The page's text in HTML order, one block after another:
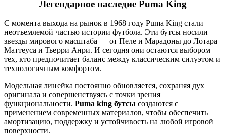
Легендарное наследие Puma King
С момента выхода на рынок в 1968 году Puma King стали
неотъемлемой частью истории футбола. Эти бутсы носили
звезды мирового масштаба — от Пеле и Марадоны до Лотара
Маттеуса и Тьерри Анри. И сегодня они остаются выбором
тех, кто предпочитает баланс между классическим силуэтом и
технологичным комфортом.
Модельная линейка постоянно обновляется, сохраняя дух
оригинала и совершенствуясь с точки зрения
функциональности. Puma king бутсы создаются с
применением современных материалов, чтобы обеспечить
амортизацию, поддержку и устойчивость на любой игровой
поверхности.